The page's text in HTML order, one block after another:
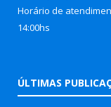
Horário de
14:00hs
ÚLTIMAS